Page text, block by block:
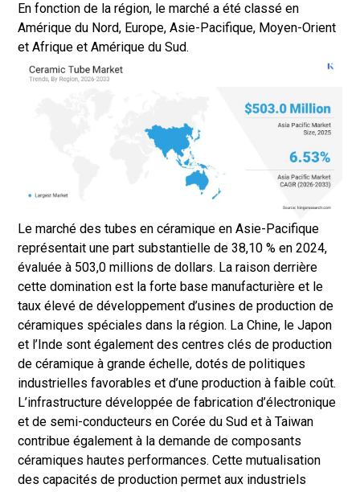
En fonction de la région, le marché a été classé en
Amérique du Nord, Europe, Asie-Pacifique, Moyen-Orient
et Afrique et Amérique du Sud.
Le marché des tubes en céramique en Asie-Pacifique
représentait une part substantielle de 38,10 % en 2024,
évaluée à 503,0 millions de dollars. La raison derrière
cette domination est la forte base manufacturière et le
taux élevé de développement d’usines de production de
céramiques spéciales dans la région. La Chine, le Japon
et l’Inde sont également des centres clés de production
de céramique à grande échelle, dotés de politiques
industrielles favorables et d’une production à faible coût.
L’infrastructure développée de fabrication d’électronique
et de semi-conducteurs en Corée du Sud et à Taiwan
contribue également à la demande de composants
céramiques hautes performances. Cette mutualisation
des capacités de production permet aux industriels